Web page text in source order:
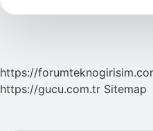
https://
https://gucu.com.tr Sitemap